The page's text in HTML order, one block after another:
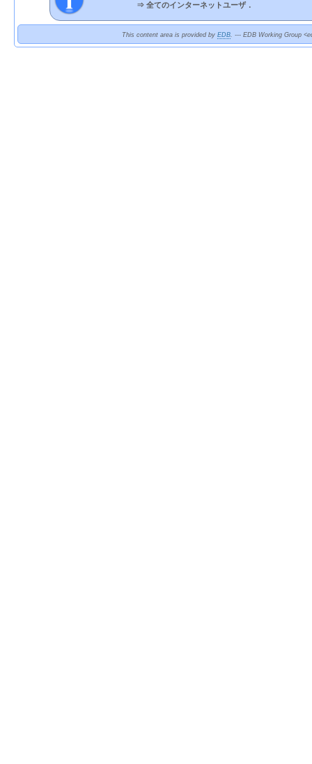
⇒ 全てのインターネットユーザ．
This content area is provided by EDB. --- EDB Working Group